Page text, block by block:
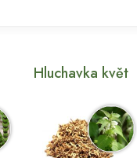
Hluchavka květ